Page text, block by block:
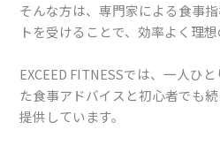
そんな方は、専門家による食事
トを受けることで、効率よく理想
EXCEED FITNESSでは、一人ひ
た食事アドバイスと初心者でも
提供しています。